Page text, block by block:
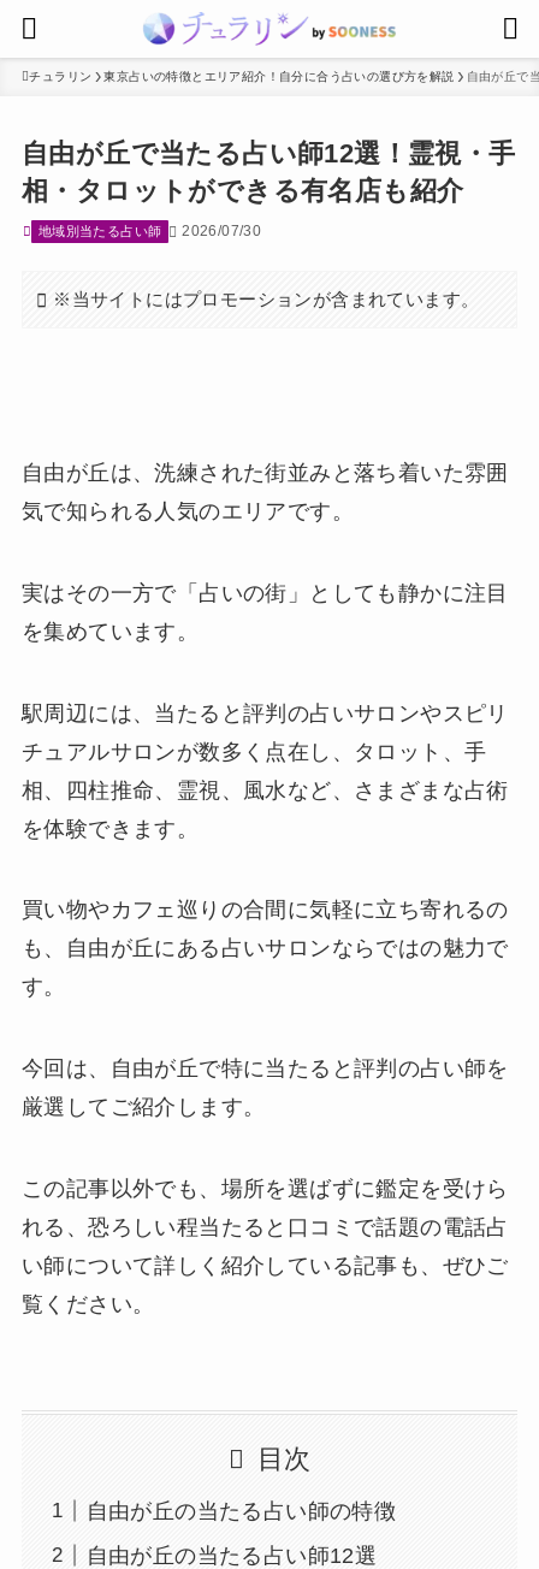
チュラリン 東京占いの特徴とエリア紹介！自分に合う占いの選び方を解説 自由が丘で
自由が丘で当たる占い師12選！霊視・手
相・タロットができる有名店も紹介
地域別当たる占い師 2026/07/30
※当サイトにはプロモーションが含まれています。
自由が丘は、洗練された街並みと落ち着いた雰囲
気で知られる人気のエリアです。
実はその一方で「占いの街」としても静かに注目
を集めています。
駅周辺には、当たると評判の占いサロンやスピリ
チュアルサロンが数多く点在し、タロット、手
相、四柱推命、霊視、風水など、さまざまな占術
を体験できます。
買い物やカフェ巡りの合間に気軽に立ち寄れるの
も、自由が丘にある占いサロンならではの魅力で
す。
今回は、自由が丘で特に当たると評判の占い師を
厳選してご紹介します。
この記事以外でも、場所を選ばずに鑑定を受けら
れる、恐ろしい程当たると口コミで話題の電話占
い師について詳しく紹介している記事も、ぜひご
覧ください。
目次
自由が丘の当たる占い師の特徴
自由が丘の当たる占い師12選